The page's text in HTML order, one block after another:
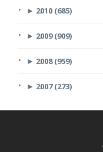
► 2010 (685)
► 2009 (909)
► 2008 (959)
► 2007 (273)